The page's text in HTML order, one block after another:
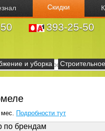
Скидки
393-25-50
и уборка
мес. Подробности тут
по брендам